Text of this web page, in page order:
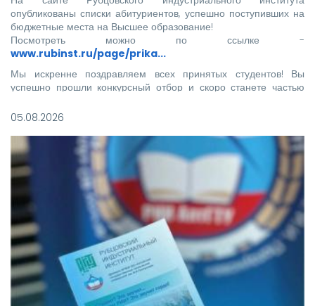
опубликованы списки абитуриентов, успешно поступивших на
бюджетные места на Высшее образование!
Посмотреть можно по ссылке -
www.rubinst.ru/page/prika...
Мы искренне поздравляем всех принятых студентов! Вы
успешно прошли конкурсный отбор и скоро станете частью
05.08.2026